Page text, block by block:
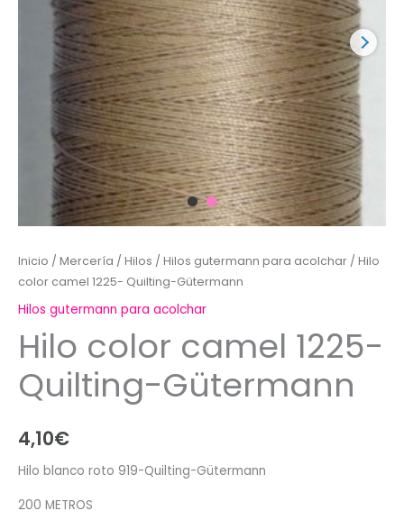
Inicio / Mercería / Hilos / Hilos gutermann para acolchar / Hilo
color camel 1225- Quilting-Gütermann
Hilos gutermann para acolchar
Hilo color camel 1225-
Quilting-Gütermann
4,10€
Hilo blanco roto 919-Quilting-Gütermann
200 METROS